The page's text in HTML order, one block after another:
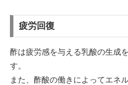
疲労回復
酢は疲労感を与える乳酸の生成
す。
また、酢酸の働きによってエネ